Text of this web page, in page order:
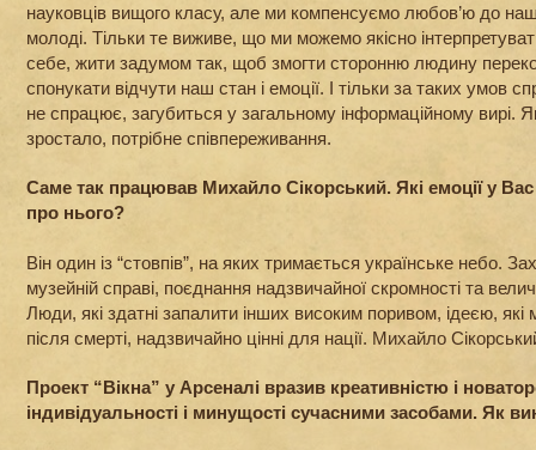
науковців вищого класу, але ми компенсуємо любов’ю до
молоді. Тільки те виживе, що ми можемо якісно
себе, жити задумом так, щоб змогти сторонню людину
спонукати відчути наш стан і емоції. І тільки за таких умов
не спрацює, загубиться у загальному інформаційному
зростало, потрібне співпереживання.
Саме так працював Михайло Сікорський. Які емоції у
про нього?
Він один із “стовпів”, на яких тримається українське небо.
музейній справі, поєднання надзвичайної скромності та
Люди, які здатні запалити інших високим поривом, ідеєю, які
після смерті, надзвичайно цінні для нації. Михайло
Проект “Вікна” у Арсеналі вразив креативністю і
індивідуальності і минущості сучасними засобами. Як